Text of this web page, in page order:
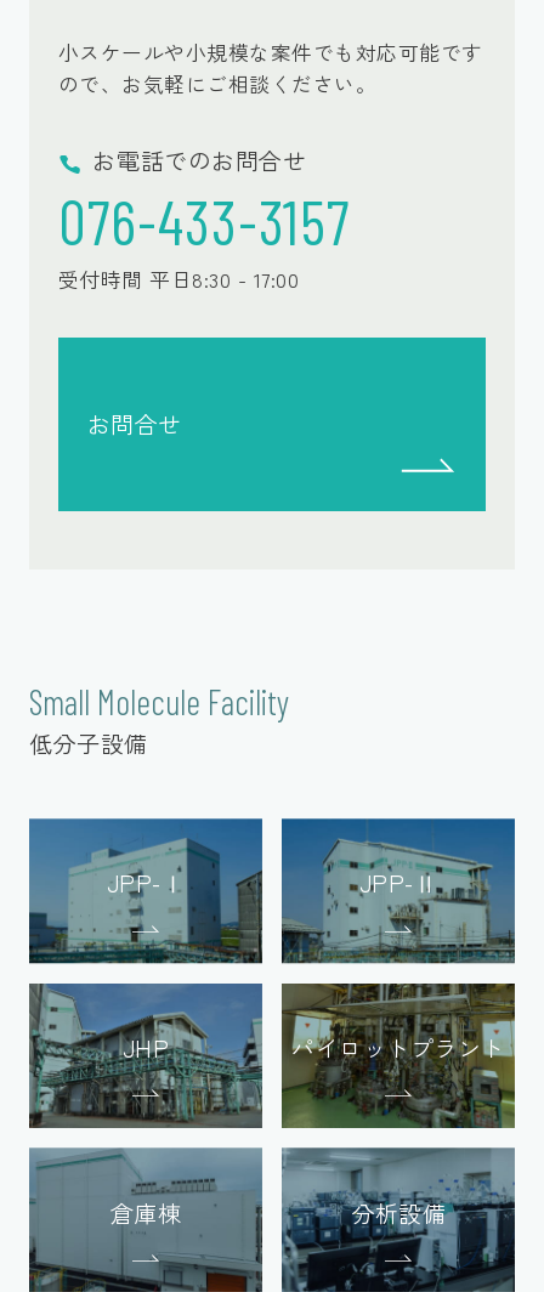
小スケールや小規模な案件でも対応可能です
ので、 お気軽にご相談ください。
お電話でのお問合せ
076-433-3157
受付時間 平日8:30 - 17:00
お問合せ
低分子設備
Small Molecule Facility
JPP-Ⅰ JPP-Ⅱ
JHP パイロットプラント
倉庫棟 分析設備